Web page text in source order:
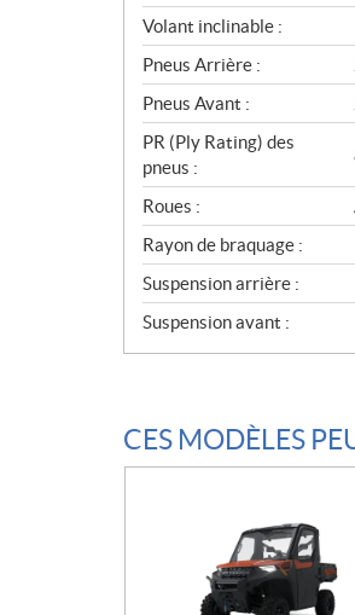
Volant inclinable :
Pneus Arrière :
Pneus Avant :
PR (Ply Rating) des
pneus :
Roues :
Rayon de braquage :
Suspension arrière :
Suspension avant :
CES MODÈLES